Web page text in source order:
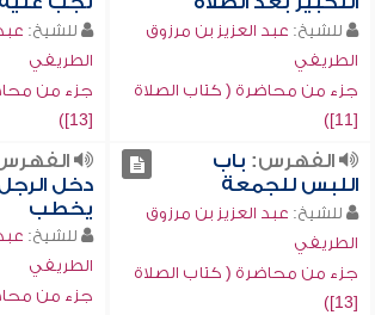
للشيخ: عبد العزيز بن مرزوق
الطريفي
جزء من محاضرة ( كتاب الصلاة
[11])
للشيخ:
الطريفي
جزء من
[13])
الفهرس: باب
اللبس للجمعة
للشيخ: عبد العزيز بن مرزوق
الطريفي
جزء من محاضرة ( كتاب الصلاة
[13])
دخل الرجل
يخطب
للشيخ:
الطريفي
جزء من